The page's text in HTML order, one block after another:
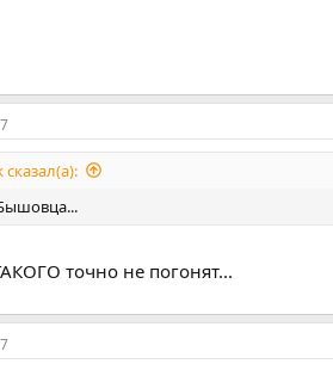
точно не погонят...